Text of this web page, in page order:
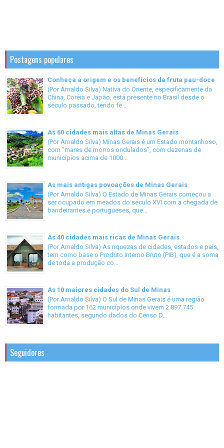
Postagens populares
Conheça a origem e os benefícios da fruta pau-doce
(Por Arnaldo Silva) Nativa do Oriente, especificamente da
China, Coréia e Japão, está presente no Brasil desde o
século passado, tendo fe...
As 60 cidades mais altas de Minas Gerais
(Por Arnaldo Silva) Minas Gerais é um Estado montanhoso,
com "mares de morros ondulados", com dezenas de
municípios acima de 1000...
As mais antigas povoações de Minas Gerais
(Por Arnaldo Silva) O Estado de Minas Gerais começou a
ser ocupado em meados do século XVI com a chegada de
bandeirantes e portugueses, que...
As 40 cidades mais ricas de Minas Gerais
(Por Arnaldo Silva) As riquezas de cidades, estados e país,
tem como base o Produto Interno Bruto (PIB), que é a soma
de toda a produção co...
As 10 maiores cidades do Sul de Minas
(Por Arnaldo Silva) O Sul de Minas Gerais é uma região
formada por 162 municípios onde vivem 2.897.745
habitantes, segundo dados do Censo D...
Seguidores